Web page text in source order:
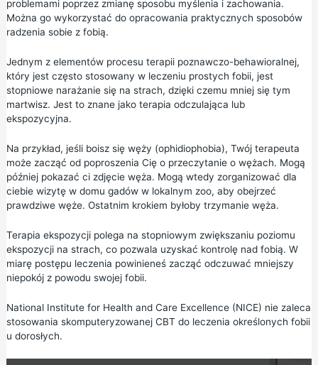
problemami poprzez zmianę sposobu myślenia i zachowania.
Można go wykorzystać do opracowania praktycznych sposobów
radzenia sobie z fobią.
Jednym z elementów procesu terapii poznawczo-behawioralnej,
który jest często stosowany w leczeniu prostych fobii, jest
stopniowe narażanie się na strach, dzięki czemu mniej się tym
martwisz. Jest to znane jako terapia odczulająca lub
ekspozycyjna.
Na przykład, jeśli boisz się węży (ophidiophobia), Twój terapeuta
może zacząć od poproszenia Cię o przeczytanie o wężach. Mogą
później pokazać ci zdjęcie węża. Mogą wtedy zorganizować dla
ciebie wizytę w domu gadów w lokalnym zoo, aby obejrzeć
prawdziwe węże. Ostatnim krokiem byłoby trzymanie węża.
Terapia ekspozycji polega na stopniowym zwiększaniu poziomu
ekspozycji na strach, co pozwala uzyskać kontrolę nad fobią. W
miarę postępu leczenia powinieneś zacząć odczuwać mniejszy
niepokój z powodu swojej fobii.
National Institute for Health and Care Excellence (NICE) nie zaleca
stosowania skomputeryzowanej CBT do leczenia określonych fobii
u dorosłych.